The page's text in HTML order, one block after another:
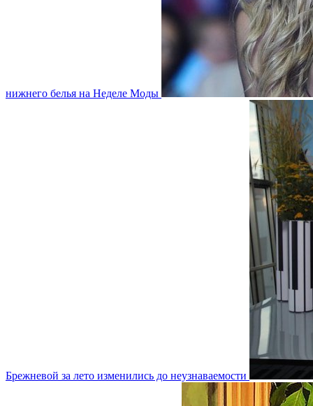
нижнего белья на Неделе Моды
Брежневой за лето изменились до неузнаваемости